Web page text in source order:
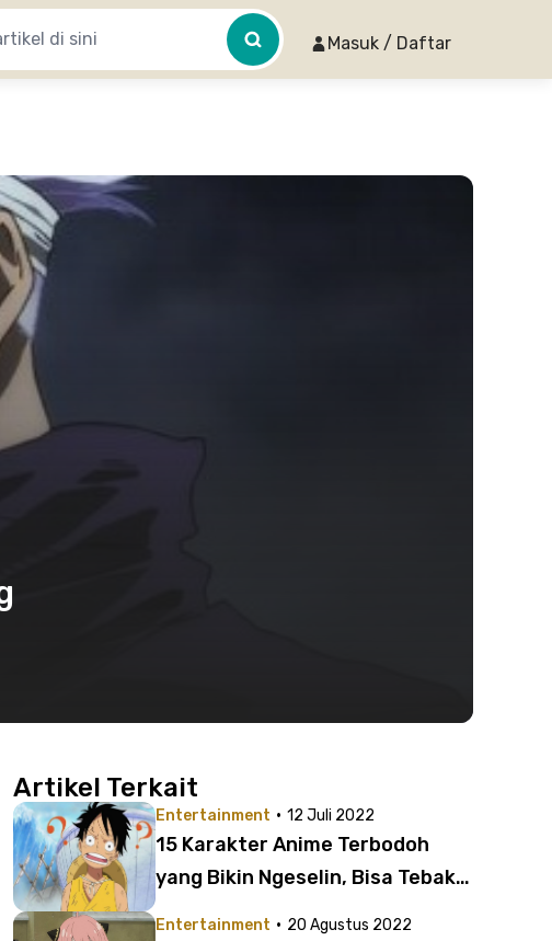
Masuk / Daftar
Artikel Terkait
Entertainment · 12 Juli 2022
15 Karakter Anime Terbodoh
yang Bikin Ngeselin, Bisa Tebak
Entertainment · 20 Agustus 2022